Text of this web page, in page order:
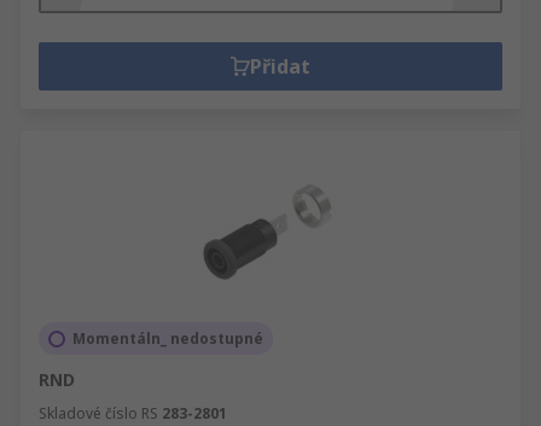
Přidat
Momentáln_ nedostupné
RND
Skladové číslo RS 283-2801